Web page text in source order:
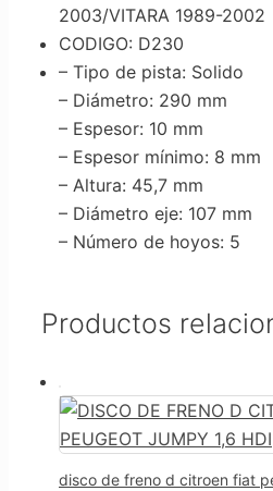
2003/VITARA 1989-2002
CODIGO: D230
– Tipo de pista: Solido
– Diámetro: 290 mm
– Espesor: 10 mm
– Espesor mínimo: 8 mm
– Altura: 45,7 mm
– Diámetro eje: 107 mm
– Número de hoyos: 5
Productos
disco de freno d citroen fiat